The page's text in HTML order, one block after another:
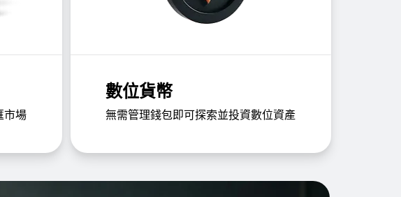
市場
數位貨幣
無需管理錢包即可探索並投資數位資產